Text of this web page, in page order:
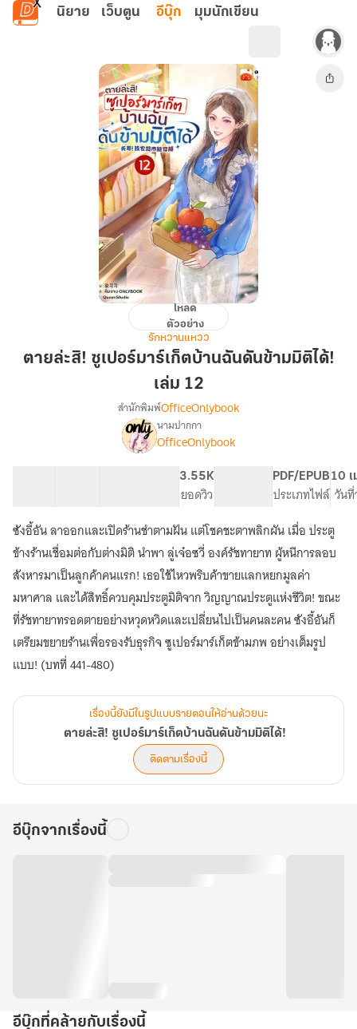
ข้ามไปยังเนื้อหาหลัก
นิยาย เว็บตูน อีบุ๊ก มุมนักเขียน
สิ!
ซู
มาร์เก็ต
บ้าน
ดัน
มิติ
ได้!
เล่ม
12
โหลด
ตัวอย่าง
รักหวานแหวว
ตายล่ะสิ! ซูเปอร์มาร์เก็ตบ้านฉันดันข้ามมิติได้!
เล่ม 12
เรื่อง
ตาย
ล่ะ
สิ!
ซู
เปอร์
มาร์เก็ต
บ้าน
ฉัน
ดัน
ข้าม
มิติ
ได้!
สำนักพิมพ์OfficeOnlybook
นามปากกา
OfficeOnlybook
3.55K
ยอดวิว
PDF/EPUB
ประเภทไฟล์
10
วันที่
ซังอี้อัน ลาออกและเปิดร้านชำตามฝัน แต่โชคชะตาพลิกผัน เมื่อ ประตู
ข้างร้านเชื่อมต่อกับต่างมิติ นำพา ลู่เจ๋อซวี่ องค์รัชทายาท ผู้หนีการลอบ
สังหารมาเป็นลูกค้าคนแรก! เธอใช้ไหวพริบค้าขายแลกหยกมูลค่า
มหาศาล และได้สิทธิ์ควบคุมประตูมิติจาก วิญญาณประตูแห่งชีวิต! ขณะ
ที่รัชทายาทรอดตายอย่างหวุดหวิดและเปลี่ยนไปเป็นคนละคน ซังอี้อันก็
เตรียมขยายร้านเพื่อรองรับธุรกิจ ซูเปอร์มาร์เก็ตข้ามภพ อย่างเต็มรูป
แบบ! (บทที่ 441-480)
เรื่องนี้ยังมีในรูปแบบรายตอนให้อ่านด้วยนะ
ตายล่ะสิ! ซูเปอร์มาร์เก็ตบ้านฉันดันข้ามมิติได้!
ติดตามเรื่องนี้
อีบุ๊กจากเรื่องนี้
อีบุ๊กที่คล้ายกับเรื่องนี้